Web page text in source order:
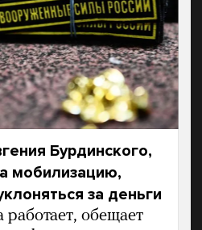
Бурдинского,
мобилизацию,
за деньги
обещает